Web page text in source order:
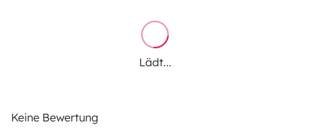
Lädt...
Keine Bewertung